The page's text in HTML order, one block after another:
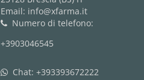
Email: info@xfarma.it
phone
Numero di telefono:
+3903046545
whatsapp Chat: +393393672222